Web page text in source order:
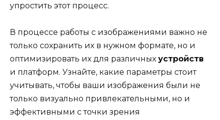
упростить этот процесс.
В процессе работы с изображениями важно не
только сохранить их в нужном формате, но и
оптимизировать их для различных устройств
и платформ. Узнайте, какие параметры стоит
учитывать, чтобы ваши изображения были не
только визуально привлекательными, но и
эффективными с точки зрения